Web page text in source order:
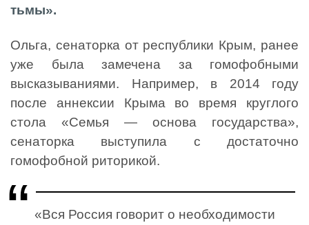
тьмы».
Ольга, сенаторка от республики Крым, ранее
уже была замечена за гомофобными
высказываниями. Например, в 2014 году
после аннексии Крыма во время круглого
стола «Семья — основа государства»,
сенаторка выступила с достаточно
гомофобной риторикой.
«Вся Россия говорит о необходимости